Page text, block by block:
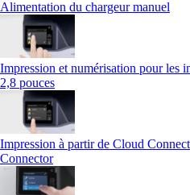
Alimentation du chargeur manuel
Impression et numérisation pour les
2,8 pouces
Impression à partir de Cloud
Connector